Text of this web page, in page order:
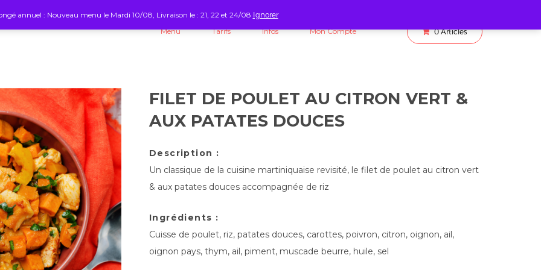
Menu Tarifs Infos Mon Compte 0 Articles
FILET DE POULET AU CITRON VERT &
AUX PATATES DOUCES
Description :
Un classique de la cuisine martiniquaise revisité, le filet de poulet au citron vert
& aux patates douces accompagnée de riz
Ingrédients :
Cuisse de poulet, riz, patates douces, carottes, poivron, citron, oignon, ail,
oignon pays, thym, ail, piment, muscade beurre, huile, sel
annuel : Nouveau menu le Mardi 10/08, Livraison le : 21, 22 et 24/08 Ignorer